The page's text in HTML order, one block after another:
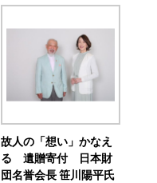
故人の「想い」かなえ
る 遺贈寄付 日本財
団名誉会長 笹川陽平氏